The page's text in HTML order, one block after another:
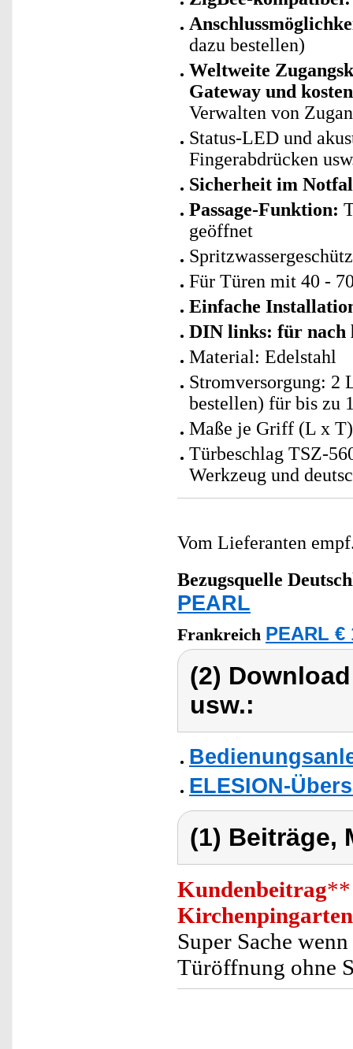
dazu bestellen)
Weltweite
Gateway und
Verwalten von
Status-LED und
Fingerabdrücken
Sicherheit im
Passage-Funktion:
geöffnet
Für Türen mit 40 -
Einfache
DIN links: für nach
Material: Edelstahl
Stromversorgung: 2
bestellen) für bis zu
Maße je Griff (L x
Türbeschlag TSZ-
Werkzeug und
Vom Lieferanten
Bezugsquelle
PEARL
Frankreich PEARL €
(2)
usw.:
ELESION-
(1) Beiträge,
Kundenbeitrag**
Kirchenpingarten
Super Sache
Türöffnung ohne